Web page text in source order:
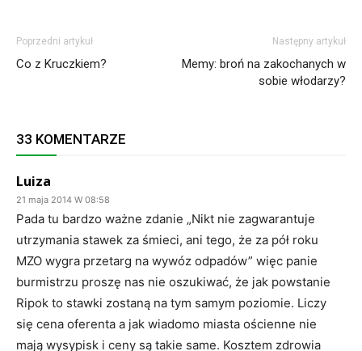
Poprzedni artykuł
Co z Kruczkiem?
Następny artykuł
Memy: broń na zakochanych w
sobie włodarzy?
33 KOMENTARZE
Luiza
21 maja 2014 W 08:58
Pada tu bardzo ważne zdanie „Nikt nie zagwarantuje
utrzymania stawek za śmieci, ani tego, że za pół roku
MZO wygra przetarg na wywóz odpadów” więc panie
burmistrzu proszę nas nie oszukiwać, że jak powstanie
Ripok to stawki zostaną na tym samym poziomie. Liczy
się cena oferenta a jak wiadomo miasta ościenne nie
mają wysypisk i ceny są takie same. Kosztem zdrowia